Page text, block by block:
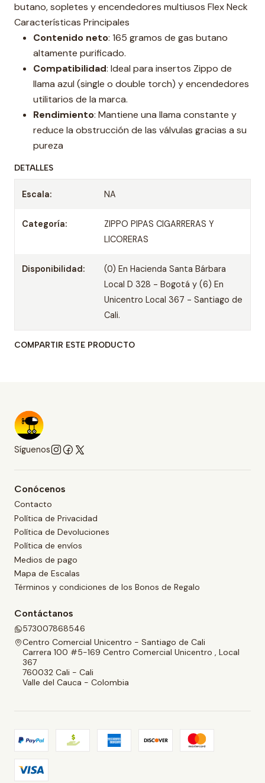
butano, sopletes y encendedores multiusos Flex Neck
Características Principales
Contenido neto: 165 gramos de gas butano
altamente purificado.
Compatibilidad: Ideal para insertos Zippo de
llama azul (single o double torch) y encendedores
utilitarios de la marca.
Rendimiento: Mantiene una llama constante y
reduce la obstrucción de las válvulas gracias a su
pureza
DETALLES
Escala: NA
Categoría:
ZIPPO PIPAS CIGARRERAS Y
LICORERAS
Disponibilidad:
(0) En Hacienda Santa Bárbara
Local D 328 - Bogotá y (6) En
Unicentro Local 367 - Santiago de
Cali.
COMPARTIR ESTE PRODUCTO
Síguenos
Conócenos
Contacto
Política de Privacidad
Política de Devoluciones
Política de envíos
Medios de pago
Mapa de Escalas
Términos y condiciones de los Bonos de Regalo
Contáctanos
573007868546
Centro Comercial Unicentro - Santiago de Cali
Carrera 100 #5-169 Centro Comercial Unicentro , Local
367
760032 Cali - Cali
Valle del Cauca - Colombia